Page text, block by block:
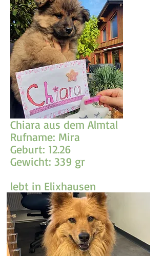
Chiara aus dem Almtal
Rufname: Mira
Geburt: 12.26
Gewicht: 339 gr
lebt in Elixhausen